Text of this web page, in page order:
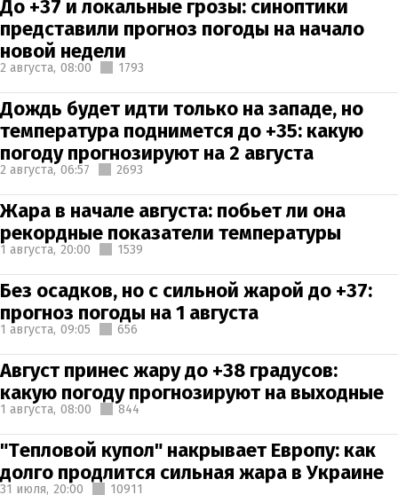
До +37 и локальные грозы: синоптики
представили прогноз погоды на начало
новой недели
2 августа, 08:00 1793
Дождь будет идти только на западе, но
температура поднимется до +35: какую
погоду прогнозируют на 2 августа
2 августа, 06:57 2693
Жара в начале августа: побьет ли она
рекордные показатели температуры
1 августа, 20:00 1539
Без осадков, но с сильной жарой до +37:
прогноз погоды на 1 августа
1 августа, 09:05 656
Август принес жару до +38 градусов:
какую погоду прогнозируют на выходные
1 августа, 08:00 844
"Тепловой купол" накрывает Европу: как
долго продлится сильная жара в Украине
31 июля, 20:00 10911